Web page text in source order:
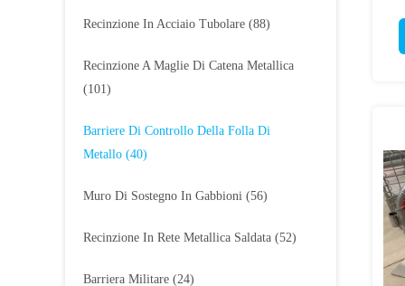
Recinzione In Acciaio Tubolare (88)
Recinzione A Maglie Di Catena Metallica
(101)
Barriere Di Controllo Della Folla Di
Metallo (40)
Muro Di Sostegno In Gabbioni (56)
Recinzione In Rete Metallica Saldata (52)
Barriera Militare (24)